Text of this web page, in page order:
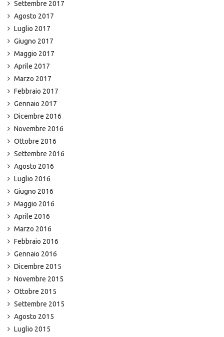
Settembre 2017
Agosto 2017
Luglio 2017
Giugno 2017
Maggio 2017
Aprile 2017
Marzo 2017
Febbraio 2017
Gennaio 2017
Dicembre 2016
Novembre 2016
Ottobre 2016
Settembre 2016
Agosto 2016
Luglio 2016
Giugno 2016
Maggio 2016
Aprile 2016
Marzo 2016
Febbraio 2016
Gennaio 2016
Dicembre 2015
Novembre 2015
Ottobre 2015
Settembre 2015
Agosto 2015
Luglio 2015